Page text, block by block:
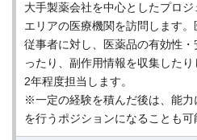
大手製薬会社を中心としたプロ
エリアの医療機関を訪問します
従事者に対し、医薬品の有効性
ったり、副作用情報を収集した
2年程度担当します。
※一定の経験を積んだ後は、能
を行うポジションになることも可